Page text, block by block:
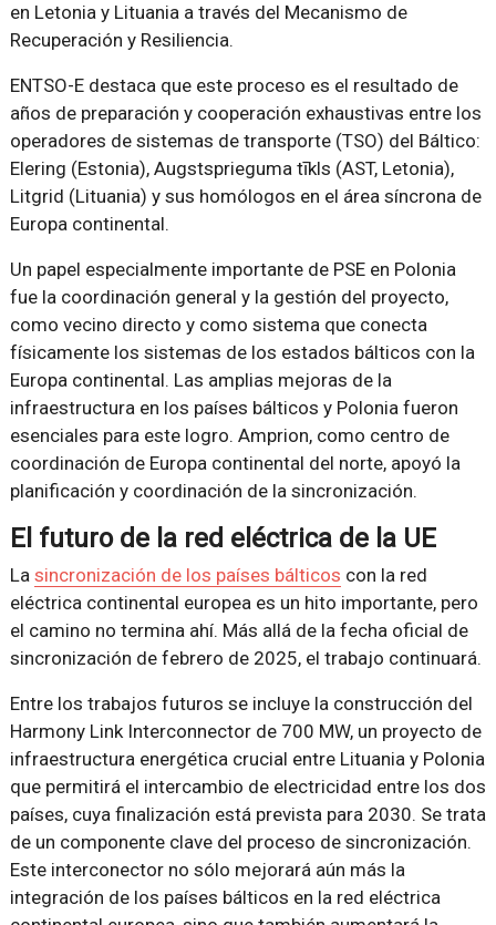
en Letonia y Lituania a través del Mecanismo de
Recuperación y Resiliencia.
ENTSO-E destaca que este proceso es el resultado de
años de preparación y cooperación exhaustivas entre los
operadores de sistemas de transporte (TSO) del Báltico:
Elering (Estonia), Augstsprieguma tīkls (AST, Letonia),
Litgrid (Lituania) y sus homólogos en el área síncrona de
Europa continental.
Un papel especialmente importante de PSE en Polonia
fue la coordinación general y la gestión del proyecto,
como vecino directo y como sistema que conecta
físicamente los sistemas de los estados bálticos con la
Europa continental. Las amplias mejoras de la
infraestructura en los países bálticos y Polonia fueron
esenciales para este logro. Amprion, como centro de
coordinación de Europa continental del norte, apoyó la
planificación y coordinación de la sincronización.
El futuro de la red eléctrica de la UE
La sincronización de los países bálticos con la red
eléctrica continental europea es un hito importante, pero
el camino no termina ahí. Más allá de la fecha oficial de
sincronización de febrero de 2025, el trabajo continuará.
Entre los trabajos futuros se incluye la construcción del
Harmony Link Interconnector de 700 MW, un proyecto de
infraestructura energética crucial entre Lituania y Polonia
que permitirá el intercambio de electricidad entre los dos
países, cuya finalización está prevista para 2030. Se trata
de un componente clave del proceso de sincronización.
Este interconector no sólo mejorará aún más la
integración de los países bálticos en la red eléctrica